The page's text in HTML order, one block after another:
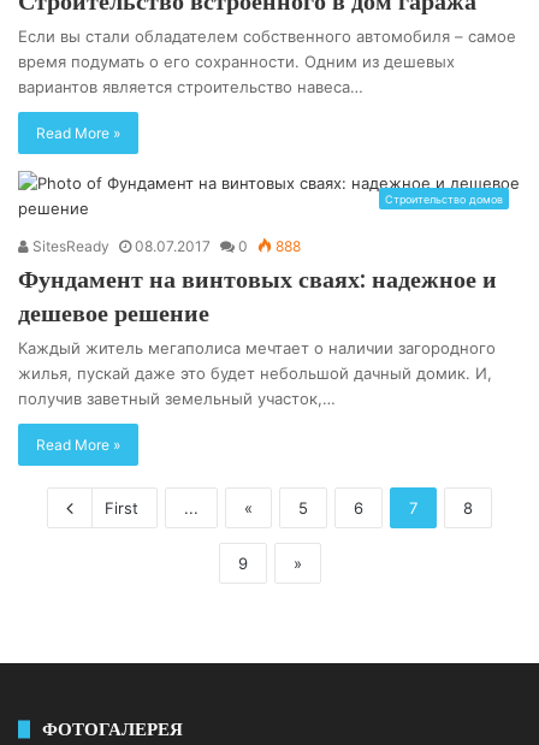
Если вы стали обладателем собственного автомобиля – самое
время подумать о его сохранности. Одним из дешевых
вариантов является строительство навеса…
Read More »
Строительство домов
SitesReady 08.07.2017 0 888
Фундамент на винтовых сваях: надежное и
дешевое решение
Каждый житель мегаполиса мечтает о наличии загородного
жилья, пускай даже это будет небольшой дачный домик. И,
получив заветный земельный участок,…
Read More »
First ... « 5 6 7 8
9 »
ФОТОГАЛЕРЕЯ